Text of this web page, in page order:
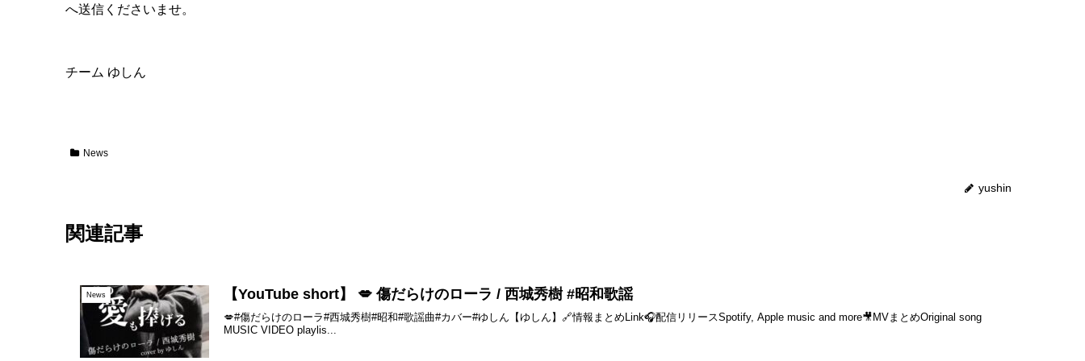
へ送信くださいませ。
チーム ゆしん
News
yushin
関連記事
News 【YouTube short】 💋 傷だらけのローラ / 西城秀樹 #昭和歌謡
💋#傷だらけのローラ#西城秀樹#昭和#歌謡曲#カバー#ゆしん【ゆしん】🔗情報まとめLink🎧配信リリースSpotify, Apple music and more🎥MVまとめOriginal song
MUSIC VIDEO playlis...